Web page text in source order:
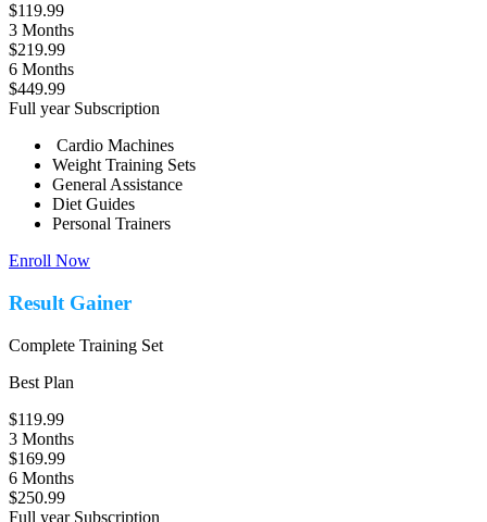
$119.99
3 Months
$219.99
6 Months
$449.99
Full year Subscription
Cardio Machines
Weight Training Sets
General Assistance
Diet Guides
Personal Trainers
Enroll Now
Result Gainer
Complete Training Set
Best Plan
$119.99
3 Months
$169.99
6 Months
$250.99
Full year Subscription